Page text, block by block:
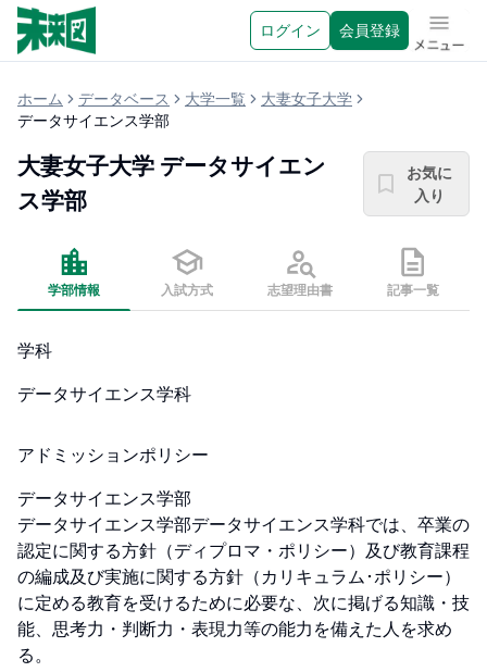
ログイン 会員登録 メニュ
ホーム データベース 大学一覧
大妻女子大学
データサイエンス学部
大妻女子大学 データサイエン
ス学部
お気に
入り
学部情報 入試方式 志望理由書 記事一覧
学科
データサイエンス学科
アドミッションポリシー
データサイエンス学部
データサイエンス学部データサイエンス学科では、卒業の
認定に関する方針（ディプロマ・ポリシー）及び教育課程
の編成及び実施に関する方針（カリキュラム･ポリシー）
に定める教育を受けるために必要な、次に掲げる知識・技
能、思考力・判断力・表現力等の能力を備えた人を求め
る。